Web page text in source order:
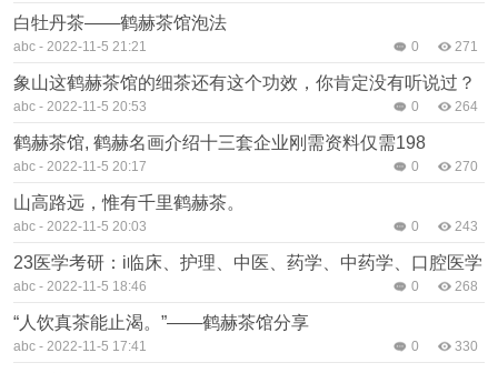
白牡丹茶——鹤赫茶馆泡法
abc - 2022-11-5 21:21 271
0
象山这鹤赫茶馆的细茶还有这个功效，你肯定没有听说过？
abc - 2022-11-5 20:53 264
0
鹤赫茶馆, 鹤赫名画介绍十三套企业刚需资料仅需198
abc - 2022-11-5 20:17 270
0
山高路远，惟有千里鹤赫茶。
abc - 2022-11-5 20:03 243
0
23医学考研：i临床、护理、中医、药学、中药学、口腔医学
abc - 2022-11-5 18:46 268
0
“人饮真茶能止渴。”——鹤赫茶馆分享
abc - 2022-11-5 17:41 330
0